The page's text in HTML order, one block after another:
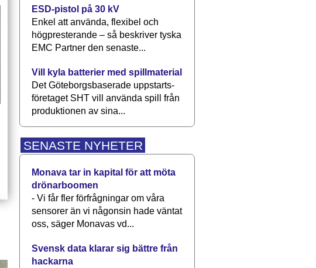
ESD-pistol på 30 kV
Enkel att använda, flexibel och
högpresterande – så beskriver tyska
EMC Partner den senaste...
Vill kyla batterier med spillmaterial
Det Göteborgsbaserade upp­starts­
företaget SHT vill använda spill från
produktionen av sina...
SENASTE NYHETER
Monava tar in kapital för att möta
drönarboomen
- Vi får fler förfrågningar om våra
sensorer än vi någonsin hade väntat
oss, säger Monavas vd...
Svensk data klarar sig bättre från
hackarna